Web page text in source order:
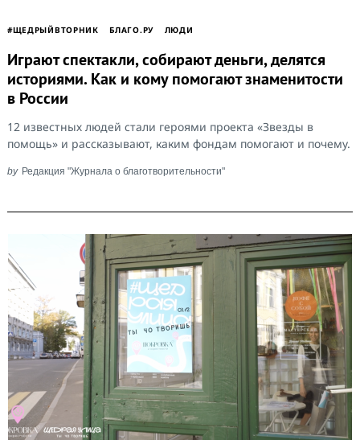
#ЩЕДРЫЙВТОРНИК БЛАГО.РУ ЛЮДИ
Играют спектакли, собирают деньги, делятся
историями. Как и кому помогают знаменитости
в России
12 известных людей стали героями проекта «Звезды в
помощь» и рассказывают, каким фондам помогают и почему.
by Редакция "Журнала о благотворительности"